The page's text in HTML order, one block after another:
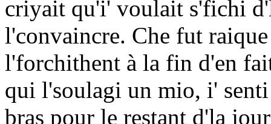
criyait qu'i' voulait s'fichi
l'convaincre. Che fut
l'forchithent à la fin d'en
qui l'soulagi un mio, i'
bras pour le restant d'la